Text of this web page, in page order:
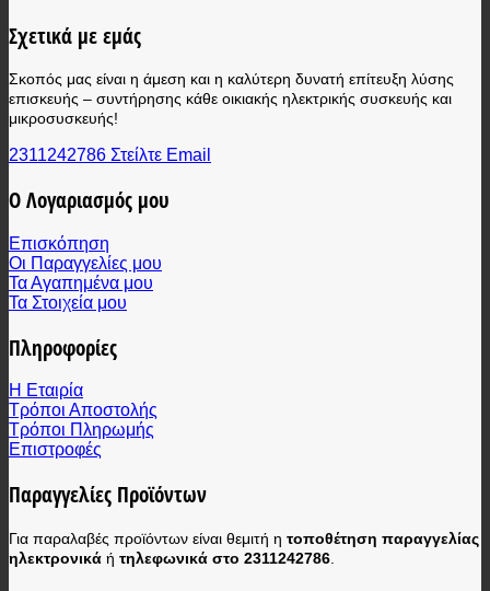
Σχετικά με εμάς
Σκοπός μας είναι η άμεση και η καλύτερη δυνατή επίτευξη λύσης
επισκευής – συντήρησης κάθε οικιακής ηλεκτρικής συσκευής και
μικροσυσκευής!
2311242786 Στείλτε Email
Ο Λογαριασμός μου
Επισκόπηση
Οι Παραγγελίες μου
Τα Αγαπημένα μου
Τα Στοιχεία μου
Πληροφορίες
Η Εταιρία
Τρόποι Αποστολής
Τρόποι Πληρωμής
Επιστροφές
Παραγγελίες Προϊόντων
Για παραλαβές προϊόντων είναι θεμιτή η τοποθέτηση παραγγελίας
ηλεκτρονικά ή τηλεφωνικά στο 2311242786